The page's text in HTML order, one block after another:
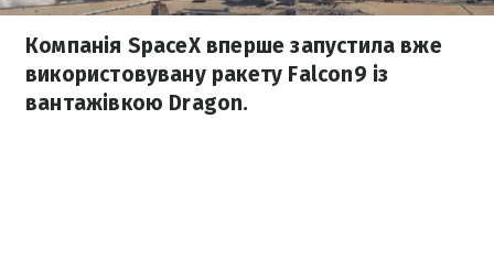
Компанія SpaceX вперше запустила вже
використовувану ракету Falcon9 із
вантажівкою Dragon.